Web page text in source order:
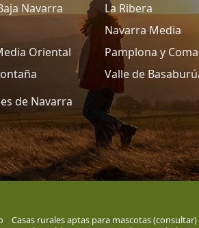
Navarra
La Ribera
Navarra Media
Oriental
Pamplona y
Valle de
de Navarra
Casas rurales aptas para mascotas (consultar)